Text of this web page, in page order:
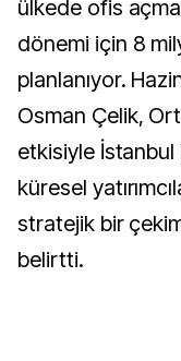
ülkede ofis
dönemi için 8
planlanıyor.
Osman Çelik,
etkisiyle İstanbul
küresel
stratejik bir
belirtti.